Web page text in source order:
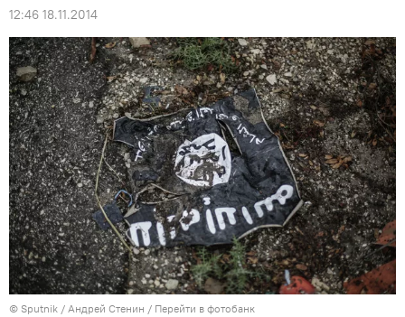
12:46 18.11.2014
© Sputnik / Андрей Стенин / Перейти в фотобанк